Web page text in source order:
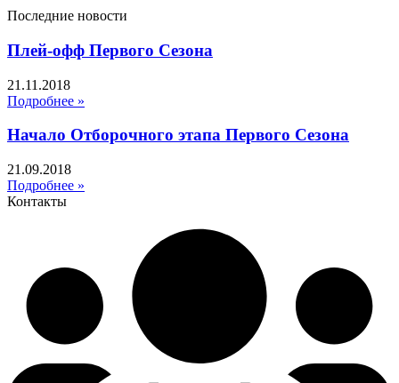
Последние новости
Плей-офф Первого Сезона
21.11.2018
Подробнее »
Начало Отборочного этапа Первого Сезона
21.09.2018
Подробнее »
Контакты